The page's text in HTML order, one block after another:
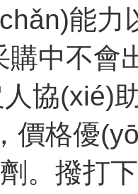
能力以
購中不會
協(xié)助
格優
。撥打